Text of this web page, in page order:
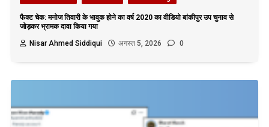
फैक्ट चेक: मनोज तिवारी के भावुक होने का वर्ष 2020 का वीडियो बांकीपुर उप चुनाव से
जोड़कर भ्रामक दावा किया गया
Nisar Ahmed Siddiqui
अगस्त 5, 2026 0